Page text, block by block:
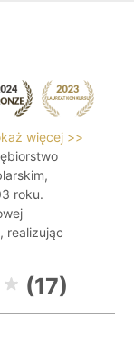
więcej >>
roku.
realizując
(17)